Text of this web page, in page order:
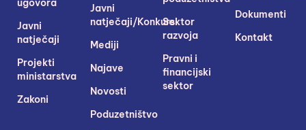
Dokumenti
Kontakt
Sektor
razvoja
Pravni i
financijski
sektor
Javni
natječaji/Konkursi
Mediji
Najave
Novosti
Poduzetništvo
ugovora
Javni
natječaji
Projekti
ministarstva
Zakoni